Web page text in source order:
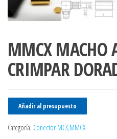
MMCX MACHO
CRIMPAR
Añadir al presupuesto
Categoría: Conector MCX,MMCX